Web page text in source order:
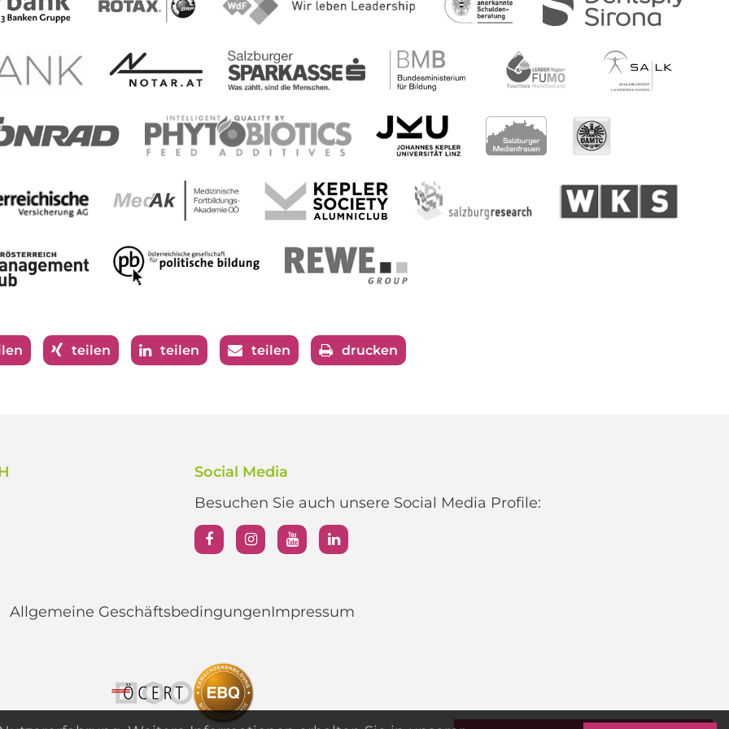
teilen teilen teilen drucken
Social Media
Besuchen Sie auch unsere Social Media Profile:
Allgemeine GeschäftsbedingungenImpressum